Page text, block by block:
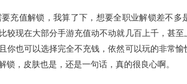
充值解锁，我算了下，想要全职业解锁差不多
较现在大部分手游充值动不动就几百上千，甚至
你也可以选择完全不充钱，依然可以玩的非常愉
，皮肤也是，还是一句话，真的很良心啊。